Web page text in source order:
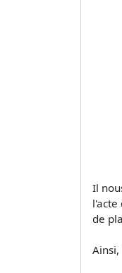
Il
l'acte
de